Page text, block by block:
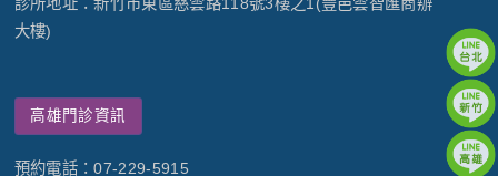
診所地址：新竹市東區慈雲路118號3樓之1(豐邑雲智匯商辦
大樓)
高雄門診資訊
預約電話：07-229-5915